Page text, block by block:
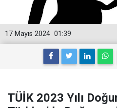
01:39
17 Mayıs 2024
TÜİK 2023 Yılı